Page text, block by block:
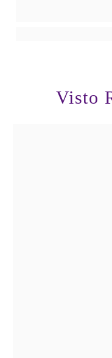
Visto